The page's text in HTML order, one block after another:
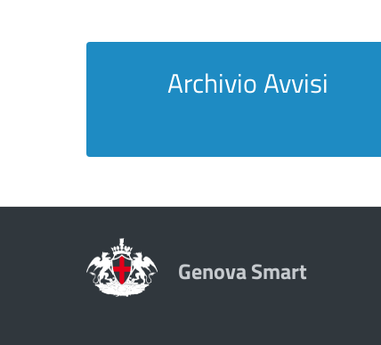
Archivio Avvisi
Genova Smart